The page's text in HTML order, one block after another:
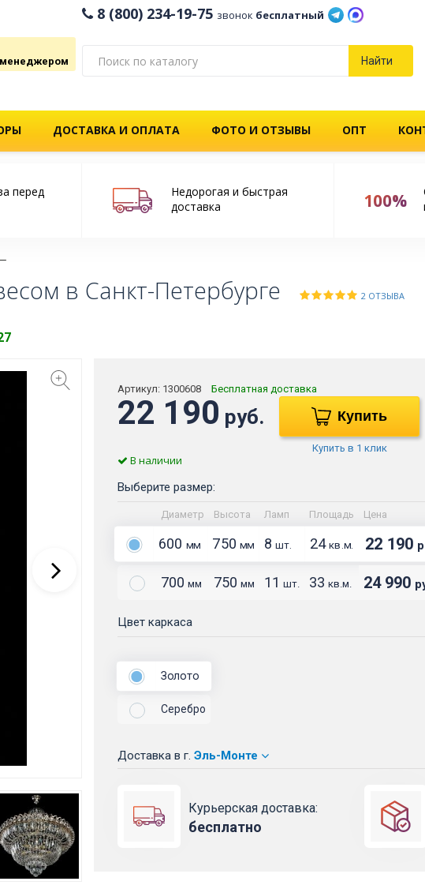
8 (800) 234-19-75 звонок бесплатный
менеджером Найти
ДОСТАВКА И ОПЛАТА ФОТО И ОТЗЫВЫ ОПТ
перед
Недорогая и быстрая
доставка
100%
в Санкт-Петербурге 2 ОТЗЫВА
Артикул: 1300608 Бесплатная доставка
22 190 руб. Купить
Купить в 1 клик
В наличии
Выберите размер:
Диаметр Высота Ламп Площадь Цена
600 мм 750 мм 8 шт. 24кв.м. 22 190
700 мм 750 мм 11 шт. 33 кв.м. 24 990
Цвет каркаса
Золото
Серебро
Доставка в г. Эль-Монте
Курьерская доставка:
бесплатно